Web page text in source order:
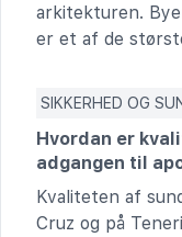
arkitekturen.
er et af de
SIKKERHED OG
Hvordan er
adgangen til
Kvaliteten af
Cruz og på